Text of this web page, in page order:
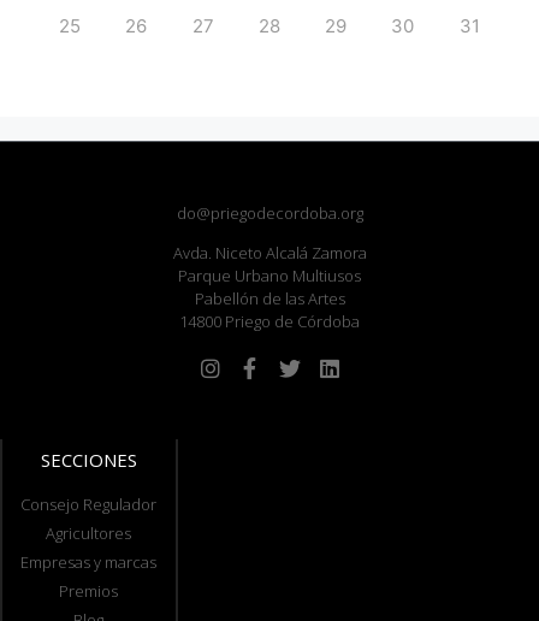
25
26 27 28 29 30 31
do@priegodecordoba.org
Avda. Niceto Alcalá Zamora
Parque Urbano Multiusos
Pabellón de las Artes
14800 Priego de Córdoba
SECCIONES
Consejo Regulador
Agricultores
Empresas y marcas
Premios